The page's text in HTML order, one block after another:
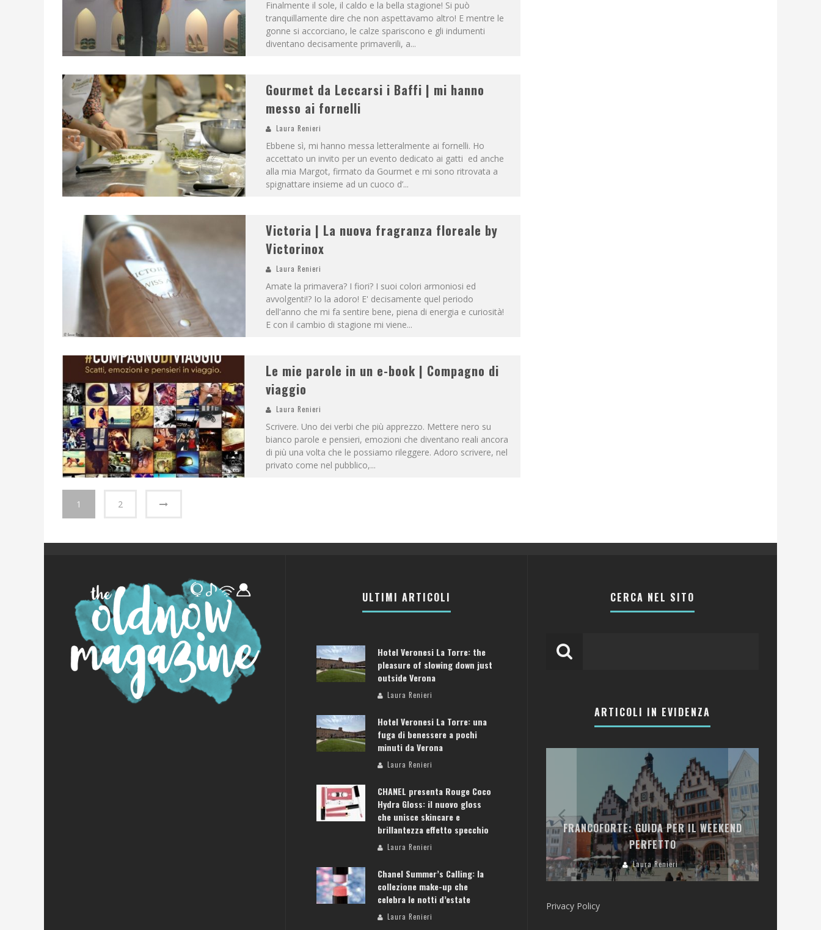
Finalmente il sole, il caldo e la bella stagione! Si può
tranquillamente dire che non aspettavamo altro! E mentre le
gonne si accorciano, le calze spariscono e gli indumenti
diventano decisamente primaverili, a...
Gourmet da Leccarsi i Baffi | mi hanno
messo ai fornelli
Laura Renieri
Ebbene sì, mi hanno messa letteralmente ai fornelli. Ho
accettato un invito per un evento dedicato ai gatti ed anche
alla mia Margot, firmato da Gourmet e mi sono ritrovata a
spignattare insieme ad un cuoco d’...
Victoria | La nuova fragranza floreale by
Victorinox
Laura Renieri
Amate la primavera? I fiori? I suoi colori armoniosi ed
avvolgenti!? Io la adoro! E' decisamente quel periodo
dell'anno che mi fa sentire bene, piena di energia e curiosità!
E con il cambio di stagione mi viene...
Le mie parole in un e-book | Compagno di
viaggio
Laura Renieri
Scrivere. Uno dei verbi che più apprezzo. Mettere nero su
bianco parole e pensieri, emozioni che diventano reali ancora
di più una volta che le possiamo rileggere. Adoro scrivere, nel
privato come nel pubblico,...
1 2
ULTIMI ARTICOLI
Hotel Veronesi La Torre: the
pleasure of slowing down just
outside Verona
Laura Renieri
Hotel Veronesi La Torre: una
fuga di benessere a pochi
minuti da Verona
Laura Renieri
CHANEL presenta Rouge Coco
Hydra Gloss: il nuovo gloss
che unisce skincare e
brillantezza effetto specchio
Laura Renieri
Chanel Summer’s Calling: la
collezione make-up che
celebra le notti d’estate
Laura Renieri
CERCA NEL SITO
ARTICOLI IN EVIDENZA
ATENE: GUIDA PER IL WEEKEND PERFETTO
FRANCOFORTE: GUIDA PER IL WEEKEND
PERFETTO
Laura Renieri
LA COLLINA DEI CILIEGI:
E RISTORANTI TRA LE
VALPANTENA
Laura Renieri
Privacy Policy